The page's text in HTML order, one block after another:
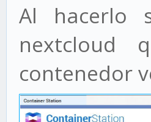
Al hacerlo
nextcloud
contenedor